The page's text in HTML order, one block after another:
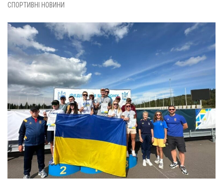
СПОРТИВНІ НОВИНИ